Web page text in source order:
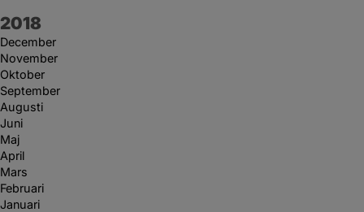
År:
2018
December
November
Oktober
September
Augusti
Juni
Maj
April
Mars
Februari
Januari